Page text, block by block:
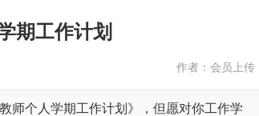
期工作计划
作者：会员上传
师个人学期工作计划》，但愿对你工作学